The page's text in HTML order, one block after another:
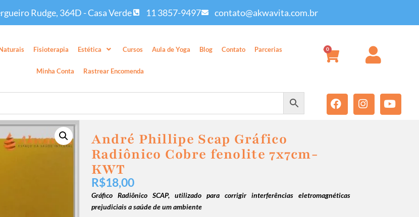
Rudge, 364D - Casa Verde 11 3857-9497 contato@akwavita.com.br
Fisioterapia Estética Cursos Aula de Yoga Blog Contato Parcerias
Minha Conta Rastrear Encomenda
0
André Phillipe Scap Gráfico
Radiônico Cobre fenolite 7x7cm-
KWT
R$18,00
Gráfico Radiônico SCAP, utilizado para corrigir interferências eletromagnéticas
prejudiciais a saúde de um ambiente